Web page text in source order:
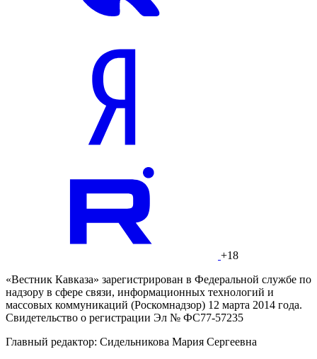
+18
«Вестник Кавказа» зарегистрирован в Федеральной службе по
надзору в сфере связи, информационных технологий и
массовых коммуникаций (Роскомнадзор) 12 марта 2014 года.
Свидетельство о регистрации Эл № ФС77-57235
Главный редактор: Сидельникова Мария Сергеевна